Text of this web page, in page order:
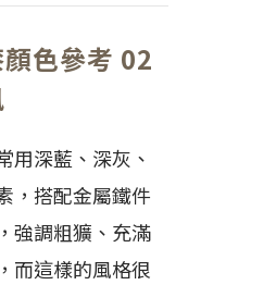
色參考 02
用深藍、深灰、
，搭配金屬鐵件
強調粗獷、充滿
而這樣的風格很